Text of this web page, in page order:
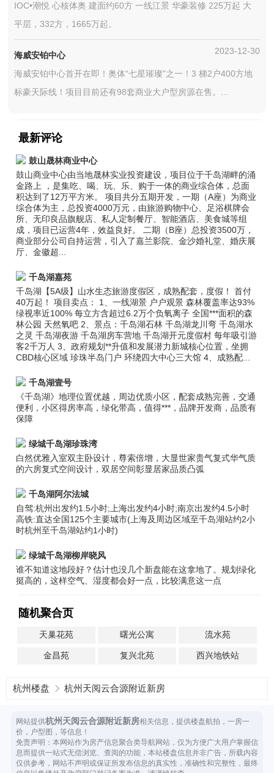
IOC•潮悦 心核体奥 建面约60方 一线江景 华豪装修 225万起 大
平层，332方，1665万起。
海威安铂中心 2023-12-30
海威安铂中心首开在即！奥体“七星璀璨"之一！3 梯2户400方地
标豪天际线！项目目前还有98套商业大户型房源在售。...
最新评论
鼓山晟林商业中心
鼓山商业中心由当地晟林实业投资建设，项目位于千岛湖畔的涌
金路上 ，是集吃、喝、玩、乐、购于一体的商业综合体，总面
积达到了12万平方米。 项目共分五期开发，一期（A座）为商业
综合体为主，总投资4000万元，由旅游购物中心、足浴棋牌会
所、无印良品旗舰店、私人定制餐厅、智能酒店、美食城等组
成，项目已运营4年，效益良好。 二期（B座）总投资3500万，
商业部分公司自持运营，引入了嘉兰影院、金沙婚礼堂、婚庆展
厅、金徽超...
千岛湖嘉苑
千岛湖【5A级】山水生态旅游度假区，成熟配套，度假！ 首付
40万起！ 项目卖点： 1、一线湖景 户户观景 森林覆盖率达93%
绿视率近100% 每立方含超过6.2万个负氧离子 全国***面积的森
林公园 天然氧吧 2、景点：千岛湖石林 千岛湖龙川弯 千岛湖水
之灵 千岛湖夜游 千岛湖房车营地 千岛湖开元度假村 每年吸引游
客2千万人 3、政府规划**升值和发展潜力新城核心位置，坐拥
CBD核心区域 珍珠半岛门户 环绕四大中心三大馆 4、成熟配...
千岛湖壹号
《千岛湖》地理位置优越，周边优质小区，配套成熟完善，交通
便利，小区得房率高，绿化带高，值得***，品牌开发商，品质有
保障
绿城千岛湖珍珠湾
白然优雅入室双主卧设计，尊索倍增，大显世家贵气复式华气质
的六房复式空间设计，双居空间彰显居家品质凸弧
千岛湖阿尔法城
自驾:杭州出发约1.5小时;上海出发约4小时;南京出发约4.5小时
高铁:直达全国125个主要城市(上海及周边区域至千岛湖站约2小
时杭州至千岛湖站约1小时)
绿城千岛湖柳岸晓风
谁不知道这地段好？估计也没几个新盘能在这拿地了。规划绿化
挺高的，这样空气、湿度都会好一点，比较满意这一点
随机聚合页
天巢花苑 曙光公寓 流水苑
金昌苑 复兴北苑 西兴地铁站
杭州楼盘 杭州天阅云合源附近新房
网站提供杭州天阅云合源附近新房相关信息，提供楼盘航拍，一房一
价，户型图，等信息！
免责声明：本网站作为房产信息聚合类导航网站，仅为方便广大用户掌握信
息而提供一站式无偿浏览、查阅的功能，本站楼盘信息并非广告，所载内容
仅供参考，网站不声明或保证所发布信息的真实性，准确性和完整性，最终